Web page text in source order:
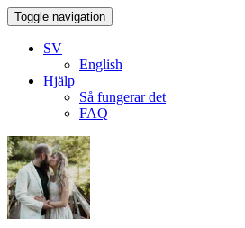
Toggle navigation
SV
English
Hjälp
Så fungerar det
FAQ